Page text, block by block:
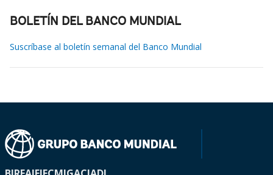
BOLETÍN DEL BANCO MUNDIAL
Suscríbase al boletín semanal del Banco Mundial